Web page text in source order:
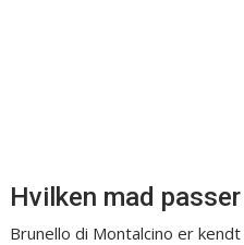
Hvilken mad
Brunello di Montalcino er